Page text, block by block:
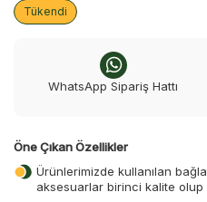
Tükendi
WhatsApp Sipariş Hattı
Öne Çıkan Özellikler
Ürünlerimizde kullanılan
aksesuarlar birinci kalite olup